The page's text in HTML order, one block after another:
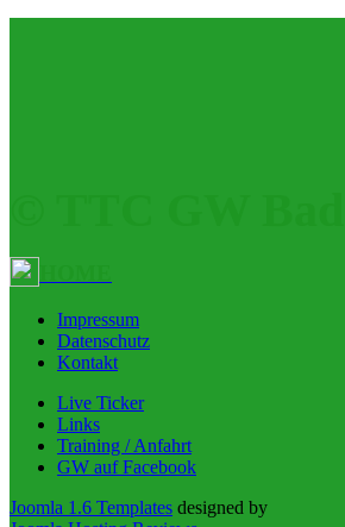
Impressum
Datenschutz
Kontakt
Live Ticker
Links
Training / Anfahrt
GW auf Facebook
Joomla 1.6 Templates designed by